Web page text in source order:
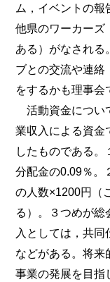
ム，イベントの報
他県のワーカーズ
ある）がなされる
ブとの交流や連絡
をするかも理事会
活動資金につい
業収入による資金
したものである
分配金の0.09％。
の人数×1200円（
る）。３つめが総
入としては，共
などがある。将来
事業の発展を目指